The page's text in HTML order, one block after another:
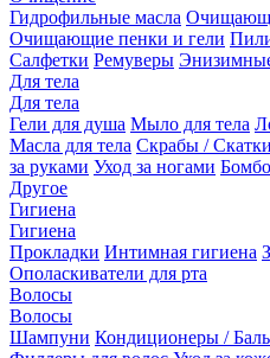
Гидрофильные масла
Очищающие пенки и гели
Салфетки Ремуверы
Для тела
Для тела
Гели для душа Мыло для тела
Масла для тела Скрабы /
за руками Уход за ногами
Другое
Гигиена
Гигиена
Прокладки Интимная гигиена
Ополаскиватели для рта
Волосы
Волосы
Шампуни Кондиционеры /